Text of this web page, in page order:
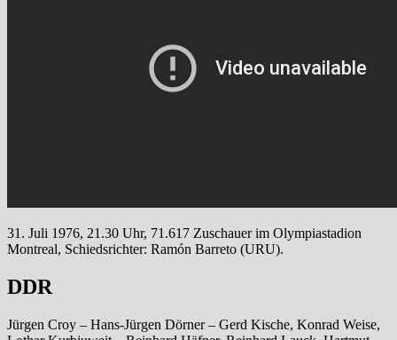
31. Juli 1976, 21.30 Uhr, 71.617 Zuschauer im Olympiastadion
Montreal, Schiedsrichter: Ramón Barreto (URU).
DDR
Jürgen Croy – Hans-Jürgen Dörner – Gerd Kische, Konrad Weise,